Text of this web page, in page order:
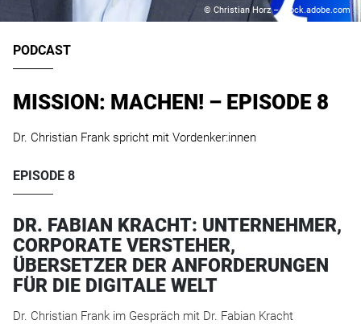
© Christian Horz – stock.adobe.com
PODCAST
MISSION: MACHEN! – EPISODE 8
Dr. Christian Frank spricht mit Vordenker:innen
EPISODE 8
DR. FABIAN KRACHT: UNTERNEHMER,
CORPORATE VERSTEHER,
ÜBERSETZER DER ANFORDERUNGEN
FÜR DIE DIGITALE WELT
Dr. Christian Frank im Gespräch mit Dr. Fabian Kracht